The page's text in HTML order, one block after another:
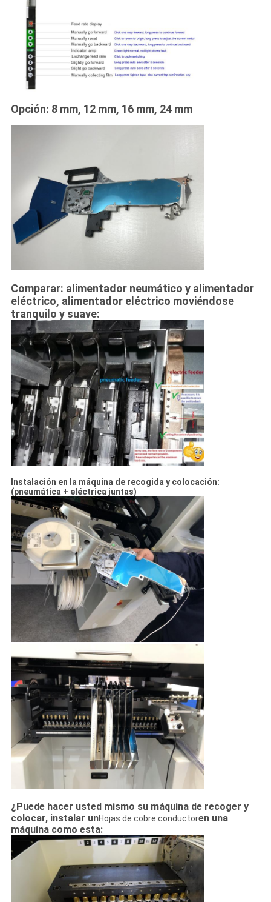
Opción: 8 mm, 12 mm, 16 mm, 24 mm
Comparar: alimentador neumático y alimentador
eléctrico, alimentador eléctrico moviéndose
tranquilo y suave:
Instalación en la máquina de recogida y colocación:
(pneumática + eléctrica juntas)
¿Puede hacer usted mismo su máquina de recoger y
colocar, instalar unHojas de cobre conductoren una
máquina como esta: